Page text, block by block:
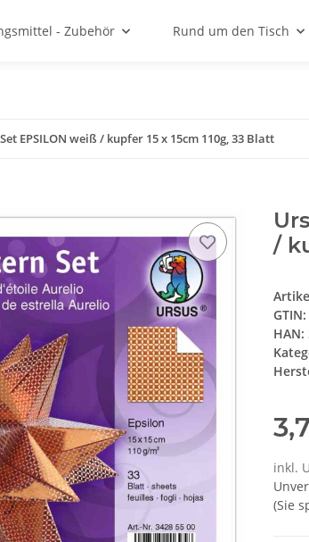
- Zubehör Rund um den Tisch
EPSILON weiß / kupfer 15 x 15cm 110g, 33 Blatt
/
GTIN:
HAN:
inkl.
(Sie